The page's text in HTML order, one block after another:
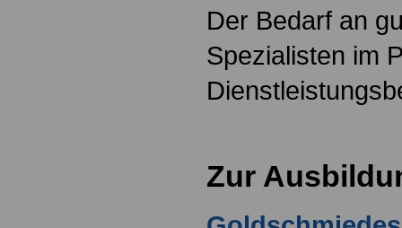
Der Bedarf an
Spezialisten im
Zur